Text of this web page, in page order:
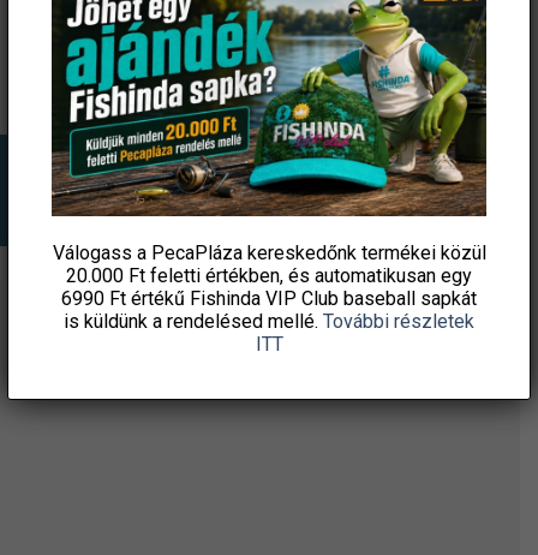
KOSÁRBA TESZEM KOSÁRBA TESZEM
Ingyenes szállítás
ÉRTESÜLJ ELSŐKÉNT! IRATKOZZ FEL A
Válogass a PecaPláza kereskedőnk termékei közül
20.000 Ft feletti értékben, és automatikusan egy
6990 Ft értékű Fishinda VIP Club baseball sapkát
is küldünk a rendelésed mellé. További részletek
ITT